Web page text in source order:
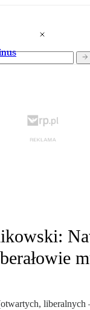
liberalnych